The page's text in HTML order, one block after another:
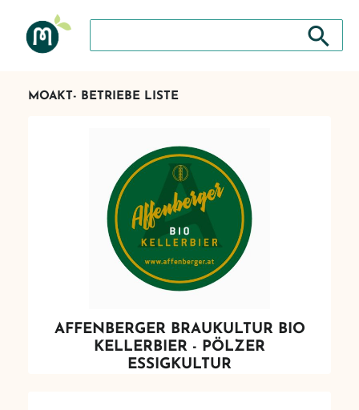
Suche nach: Zum Beispiel Wein, Fleisch, Keramik,
Suche
MOAKT- BETRIEBE LISTE
AFFENBERGER BRAUKULTUR BIO
KELLERBIER - PÖLZER
ESSIGKULTUR